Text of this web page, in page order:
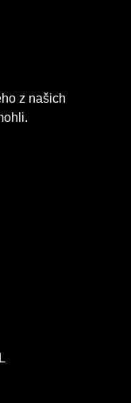
z našich